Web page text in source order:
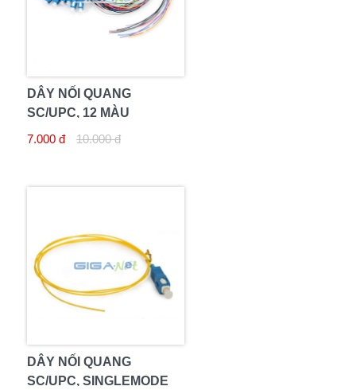
DÂY NỐI QUANG
SC/UPC, 12 MÀU
7.000 đ
10.000 đ
DÂY NỐI QUANG
SC/UPC, SINGLEMODE